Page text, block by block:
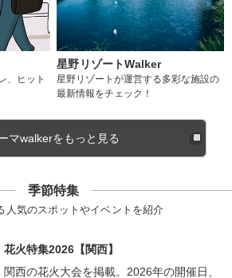
、ヒット
星野リゾートWalker
星野リゾートが運営する多彩な施設の
最新情報をチェック！
マwalkerをもっと見る
季節特集
人気のスポットやイベントを紹介
花火特集2026【関西】
関西の花火大会を掲載。2026年の開催日、